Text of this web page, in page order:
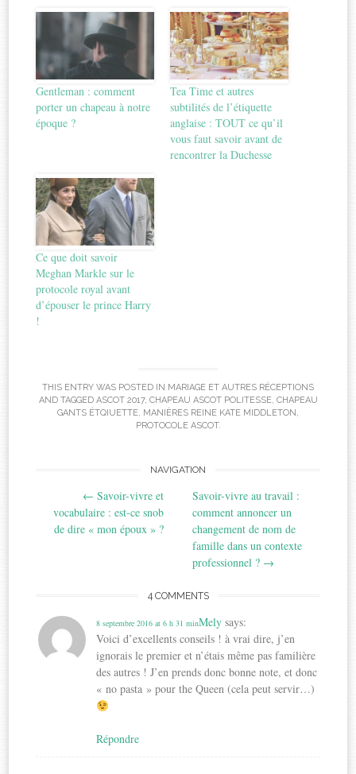
Gentleman : comment
porter un chapeau à notre
époque ?
Tea Time et autres
subtilités de l’étiquette
anglaise : TOUT ce qu’il
vous faut savoir avant de
rencontrer la Duchesse
Ce que doit savoir
Meghan Markle sur le
protocole royal avant
d’épouser le prince Harry
!
THIS ENTRY WAS POSTED IN MARIAGE ET AUTRES RÉCEPTIONS
AND TAGGED ASCOT 2017, CHAPEAU ASCOT POLITESSE, CHAPEAU
GANTS ÉTQIUETTE MANIÈRES REINE KATE MIDDLETON
PROTOCOLE ASCOT.
navigation
NAVIGATION
← Savoir-vivre et
vocabulaire : est-ce snob
de dire « mon époux » ?
Savoir-vivre au travail :
comment annoncer un
changement de nom de
famille dans un contexte
professionnel ? →
4 COMMENTS
Mely says:
8 septembre 2016 at 6 h 31 min
Voici d’excellents conseils ! à vrai dire, j’en
ignorais le premier et n’étais même pas familière
des autres ! J’en prends donc bonne note, et donc
« no pasta » pour the Queen (cela peut servir…)
Répondre